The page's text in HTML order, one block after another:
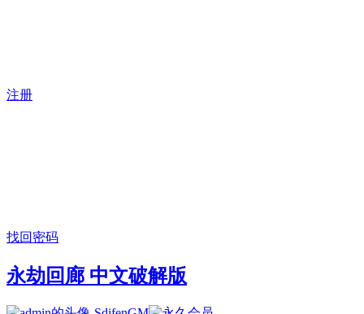
注册
找回密码
永劫回廊 中文破解版